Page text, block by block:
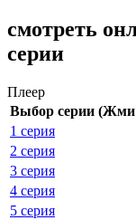
смотреть
серии
Плеер
Выбор серии (Жми
1 серия
2 серия
3 серия
4 серия
5 серия